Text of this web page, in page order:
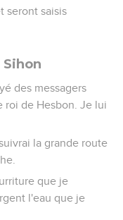
seront saisis
des messagers
roi de Hesbon. Je lui
la grande route
que je
l'eau que je